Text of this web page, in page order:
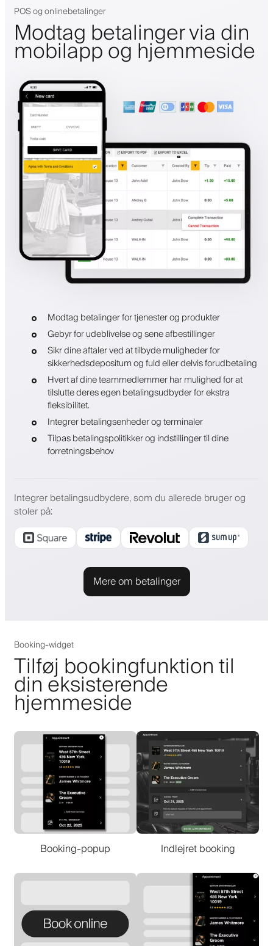
POS og onlinebetalinger
Modtag betalinger via din
mobilapp og hjemmeside
Modtag betalinger for tjenester og produkter
Gebyr for udeblivelse og sene afbestillinger
Sikr dine aftaler ved at tilbyde muligheder for
sikkerhedsdepositum og fuld eller delvis forudbetaling
Hvert af dine teammedlemmer har mulighed for at
tilslutte deres egen betalingsudbyder for ekstra
fleksibilitet.
Integrer betalingsenheder og terminaler
Tilpas betalingspolitikker og indstillinger til dine
forretningsbehov
Integrer betalingsudbydere, som du allerede bruger og
stoler på:
Mere om betalinger
Booking-widget
Tilføj bookingfunktion til
din eksisterende
hjemmeside
Booking-popup Indlejret booking